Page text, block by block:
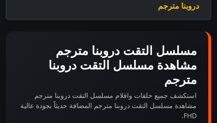
دروبنا مترجم
مسلسل التقت دروبنا مترجم
مشاهدة مسلسل التقت دروبنا
مترجم
استكشف جميع حلقات وافلام مسلسل التقت دروبنا مترجم
مشاهدة مسلسل التقت دروبنا مترجم المضافة حديثاً بجودة عالية
FHD.